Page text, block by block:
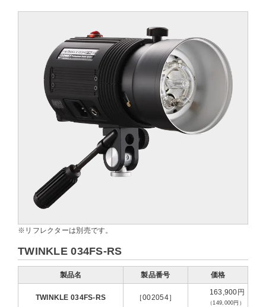
※リフレクターは別売です。
TWINKLE 034FS-RS
製品名 製品番号 価格
TWINKLE 034FS-RS ［002054］
163,900円
（149,000円）